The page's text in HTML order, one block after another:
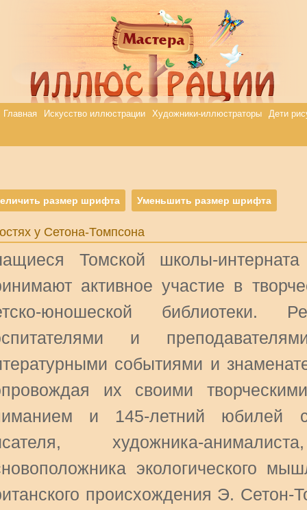
Главная Искусство иллюстрации Художники-иллюстраторы Дети
размер шрифта Уменьшить размер шрифта
у Сетона-Томпсона
Томской школы-
активное участие в
юношеской
и
событиями и
их своими
и 145-летний юбилей
художника-
экологического
происхождения Э. Сетон-